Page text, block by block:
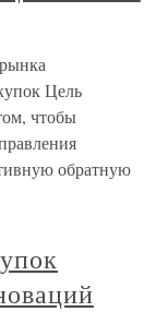
Цель
чтобы
обратную